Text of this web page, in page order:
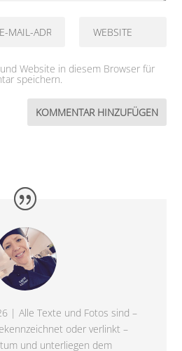
Website in diesem Browser für
speichern.
| Alle Texte und Fotos sind –
oder verlinkt –
und unterliegen dem